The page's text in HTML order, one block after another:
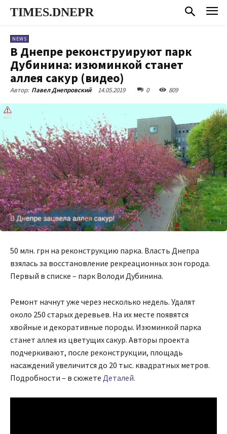
TIMES.DNEPR
NEWS
В Днепре реконструируют парк
Дубинина: изюминкой станет
аллея сакур (видео)
Автор: Павел Днепровский 14.05.2019 0 809
50 млн. грн на реконструкцию парка. Власть Днепра
взялась за восстановление рекреационных зон города.
Первый в списке – парк Володи Дубинина.
Ремонт начнут уже через несколько недель. Удалят
около 250 старых деревьев. На их месте появятся
хвойные и декоративные породы. Изюминкой парка
станет аллея из цветущих сакур. Авторы проекта
подчеркивают, после реконструкции, площадь
насаждений увеличится до 20 тыс. квадратных метров.
Подробности – в сюжете Деталей.